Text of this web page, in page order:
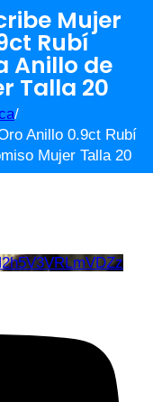
Mujer
Rubí
Anillo de
Talla 20
/
Anillo 0.9ct Rubí
Mujer Talla 20